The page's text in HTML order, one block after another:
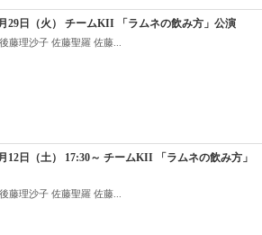
29日（火） チームKII 「ラムネの飲み方」公演
藤理沙子 佐藤聖羅 佐藤...
12日（土） 17:30～ チームKII 「ラムネの飲み方」
藤理沙子 佐藤聖羅 佐藤...